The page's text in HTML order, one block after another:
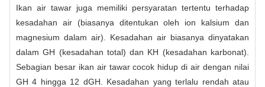
Ikan air tawar juga memiliki persyaratan tertentu terhadap
kesadahan air (biasanya ditentukan oleh ion kalsium dan
magnesium dalam air). Kesadahan air biasanya dinyatakan
dalam GH (kesadahan total) dan KH (kesadahan karbonat).
Sebagian besar ikan air tawar cocok hidup di air dengan nilai
GH 4 hingga 12 dGH. Kesadahan yang terlalu rendah atau